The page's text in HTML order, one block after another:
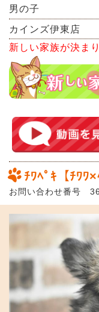
男の子
カインズ伊東店
新しい家族が決ま
ﾁﾜﾍﾟｷ【ﾁﾜﾜ×
お問い合わせ番号